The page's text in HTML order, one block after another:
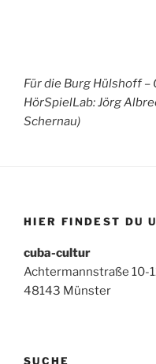
Für die Burg Hülshoff
HörSpielLab: Jörg
Schernau)
HIER FINDEST DU
cuba-cultur
Achtermannstraße 10-
48143 Münster
SUCHE